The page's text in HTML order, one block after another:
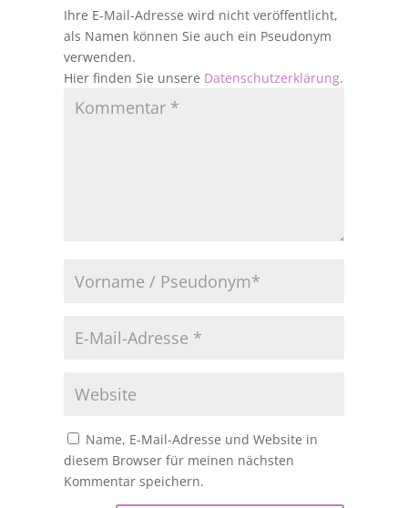
Ihre E-Mail-Adresse wird nicht veröffentlicht,
als Namen können Sie auch ein Pseudonym
verwenden.
Hier finden Sie unsere Datenschutzerklärung.
Name, E-Mail-Adresse und Website in
diesem Browser für meinen nächsten
Kommentar speichern.